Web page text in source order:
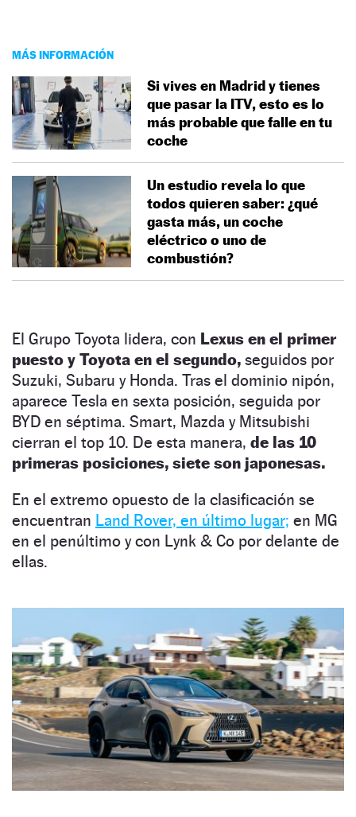
MÁS INFORMACIÓN
Si vives en Madrid y tienes
que pasar la ITV, esto es lo
más probable que falle en tu
coche
Un estudio revela lo que
todos quieren saber: ¿qué
gasta más, un coche
eléctrico o uno de
combustión?
El Grupo Toyota lidera, con Lexus en el primer
puesto y Toyota en el segundo, seguidos por
Suzuki, Subaru y Honda. Tras el dominio nipón,
aparece Tesla en sexta posición, seguida por
BYD en séptima. Smart, Mazda y Mitsubishi
cierran el top 10. De esta manera, de las 10
primeras posiciones, siete son japonesas.
En el extremo opuesto de la clasificación se
encuentran Land Rover, en último lugar; en MG
en el penúltimo y con Lynk & Co por delante de
ellas.